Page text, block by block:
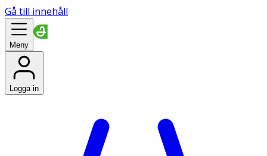
Gå till innehåll
Meny
Logga in